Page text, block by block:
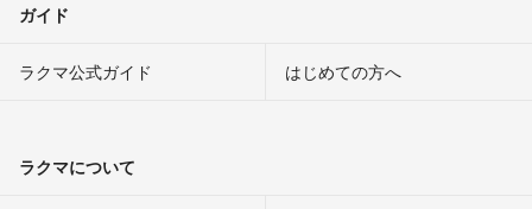
ガイド
ラクマ公式ガイド はじめての方へ
ラクマについて